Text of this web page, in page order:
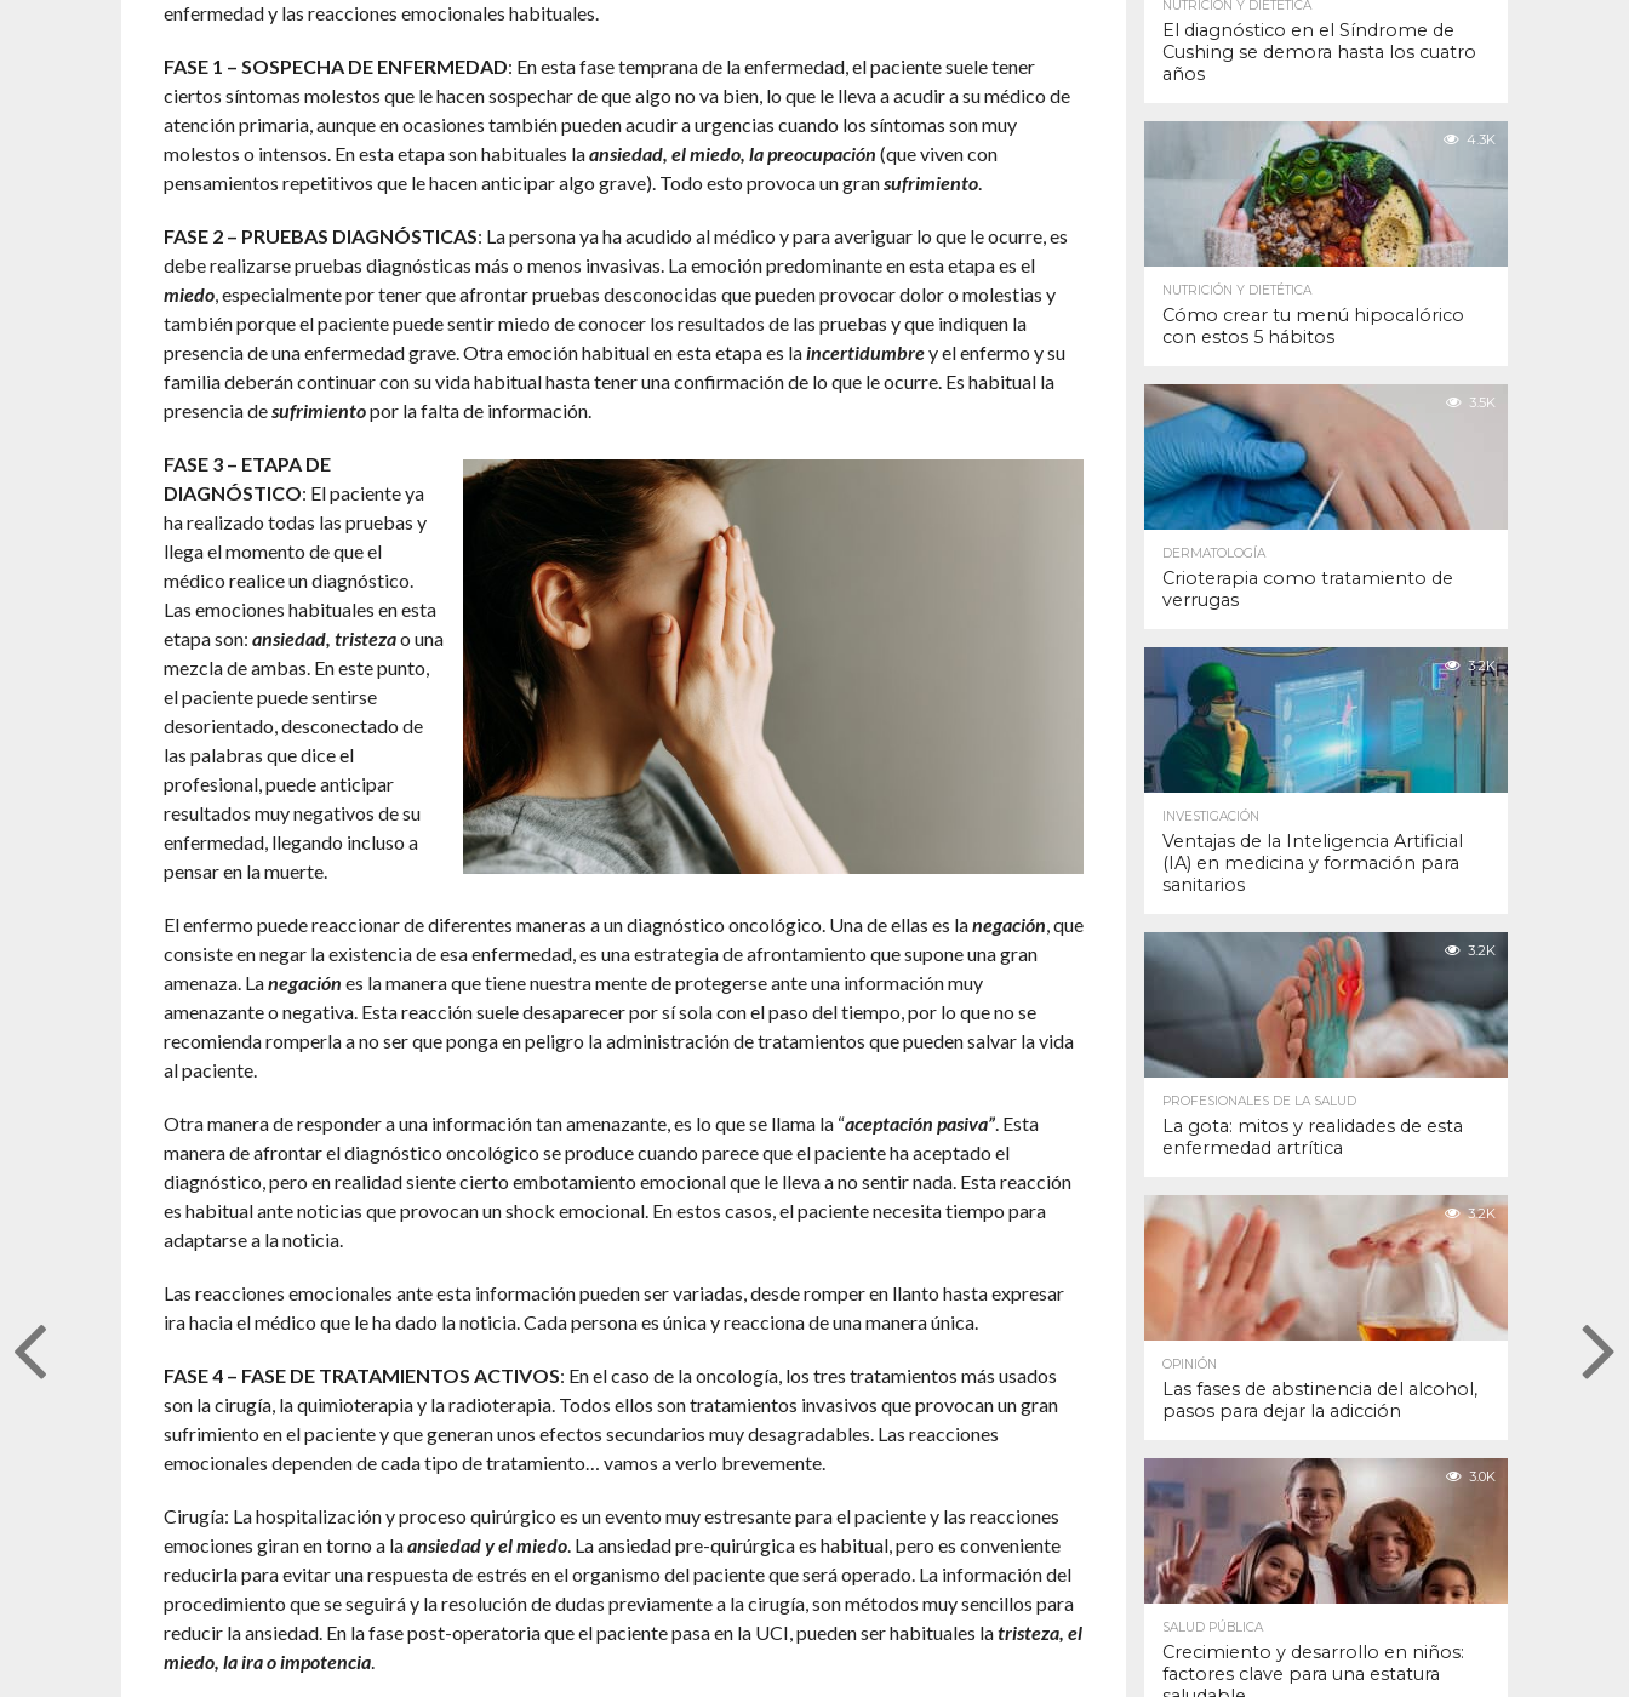
enfermedad y las reacciones emocionales habituales.
FASE 1 – SOSPECHA DE ENFERMEDAD: En esta fase temprana de la enfermedad, el paciente suele tener
ciertos síntomas molestos que le hacen sospechar de que algo no va bien, lo que le lleva a acudir a su médico de
atención primaria, aunque en ocasiones también pueden acudir a urgencias cuando los síntomas son muy
molestos o intensos. En esta etapa son habituales laansiedad, el miedo, la preocupación (que viven con
pensamientos repetitivos que le hacen anticipar algo grave). Todo esto provoca un gransufrimiento.
FASE 2 – PRUEBAS DIAGNÓSTICAS: La persona ya ha acudido al médico y para averiguar lo que le ocurre, es
debe realizarse pruebas diagnósticas más o menos invasivas. La emoción predominante en esta etapa es el
miedo, especialmente por tener que afrontar pruebas desconocidas que pueden provocar dolor o molestias y
también porque el paciente puede sentir miedo de conocer los resultados de las pruebas y que indiquen la
presencia de una enfermedad grave. Otra emoción habitual en esta etapa es laincertidumbrey el enfermo y su
familia deberán continuar con su vida habitual hasta tener una confirmación de lo que le ocurre. Es habitual la
presencia desufrimientopor la falta de información.
FASE 3 – ETAPA DE
DIAGNÓSTICO: El paciente ya
ha realizado todas las pruebas y
llega el momento de que el
médico realice un diagnóstico.
Las emociones habituales en esta
etapa son: ansiedad, tristezao una
mezcla de ambas. En este punto,
el paciente puede sentirse
desorientado, desconectado de
las palabras que dice el
profesional, puede anticipar
resultados muy negativos de su
enfermedad, llegando incluso a
pensar en la muerte.
El enfermo puede reaccionar de diferentes maneras a un diagnóstico oncológico. Una de ellas es lanegación, que
consiste en negar la existencia de esa enfermedad, es una estrategia de afrontamiento que supone una gran
amenaza. Lanegación es la manera que tiene nuestra mente de protegerse ante una información muy
amenazante o negativa. Esta reacción suele desaparecer por sí sola con el paso del tiempo, por lo que no se
recomienda romperla a no ser que ponga en peligro la administración de tratamientos que pueden salvar la vida
al paciente.
Otra manera de responder a una información tan amenazante, es lo que se llama la “aceptación pasiva”. Esta
manera de afrontar el diagnóstico oncológico se produce cuando parece que el paciente ha aceptado el
diagnóstico, pero en realidad siente cierto embotamiento emocional que le lleva a no sentir nada. Esta reacción
es habitual ante noticias que provocan un shock emocional. En estos casos, el paciente necesita tiempo para
adaptarse a la noticia.
Las reacciones emocionales ante esta información pueden ser variadas, desde romper en llanto hasta expresar
ira hacia el médico que le ha dado la noticia. Cada persona es única y reacciona de una manera única.
FASE 4 – FASE DE TRATAMIENTOS ACTIVOS: En el caso de la oncología, los tres tratamientos más usados
son la cirugía, la quimioterapia y la radioterapia. Todos ellos son tratamientos invasivos que provocan un gran
sufrimiento en el paciente y que generan unos efectos secundarios muy desagradables. Las reacciones
emocionales dependen de cada tipo de tratamiento… vamos a verlo brevemente.
Cirugía: La hospitalización y proceso quirúrgico es un evento muy estresante para el paciente y las reacciones
emociones giran en torno a laansiedad y el miedo. La ansiedad pre-quirúrgica es habitual, pero es conveniente
reducirla para evitar una respuesta de estrés en el organismo del paciente que será operado. La información del
procedimiento que se seguirá y la resolución de dudas previamente a la cirugía, son métodos muy sencillos para
reducir la ansiedad. En la fase post-operatoria que el paciente pasa en la UCI, pueden ser habituales latristeza, el
miedo, la ira o impotencia.
NUTRICIÓN Y DIETÉTICA
El diagnóstico en el Síndrome de
Cushing se demora hasta los cuatro
años
4.3K
NUTRICIÓN Y DIETÉTICA
Cómo crear tu menú hipocalórico
con estos 5 hábitos
3.5K
DERMATOLOGÍA
Crioterapia como tratamiento de
verrugas
3.2K
INVESTIGACIÓN
Ventajas de la Inteligencia Artificial
(IA) en medicina y formación para
sanitarios
3.2K
PROFESIONALES DE LA SALUD
La gota: mitos y realidades de esta
enfermedad artrítica
3.2K
OPINIÓN
Las fases de abstinencia del alcohol,
pasos para dejar la adicción
3.0K
SALUD PÚBLICA
Crecimiento y desarrollo en niños:
factores clave para una estatura